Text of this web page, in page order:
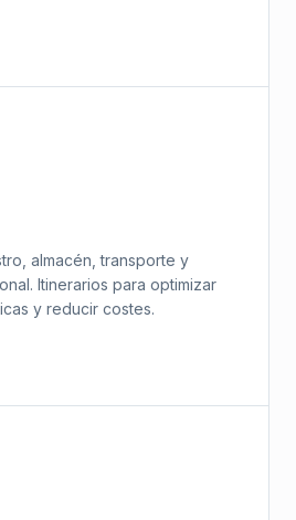
almacén, transporte y
Itinerarios para optimizar
y reducir costes.